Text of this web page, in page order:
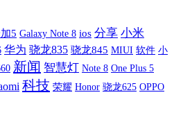
5 Galaxy Note 8 ios 分享 小米
华为 骁龙835 骁龙845 MIUI 软件 小
新闻 智慧灯 Note 8 One Plus 5
科技 荣耀 Honor 骁龙625 OPPO